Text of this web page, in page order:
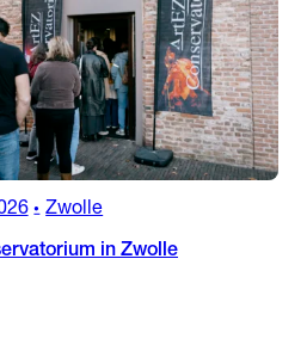
• Zwolle
in Zwolle